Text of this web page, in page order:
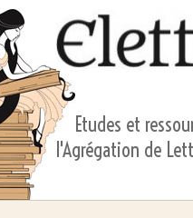
Etudes et
l'Agrégation de